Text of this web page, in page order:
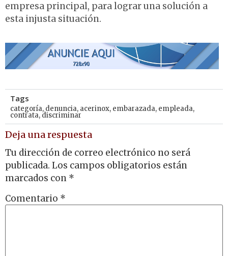
empresa principal, para lograr una solución a
esta injusta situación.
Tags
categoría, denuncia, acerinox, embarazada, empleada,
contrata, discriminar
Deja una respuesta
Tu dirección de correo electrónico no será
publicada. Los campos obligatorios están
marcados con *
Comentario *